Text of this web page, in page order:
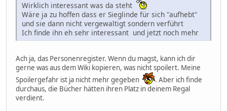
Wirklich interessant was da steht
Wäre ja zu hoffen dass er Sieglinde für sich "aufhebt"
und sie dann nicht vergewaltigt sondern verführt
Ich finde ihn eh sehr interessant und jetzt noch mehr
Ach ja, das Personenregister. Wenn du magst, kann ich dir
gerne was aus dem Wiki kopieren, was nicht spoilert. Meine
Spoilergefahr ist ja nicht mehr gegeben
. Aber ich finde
durchaus, die Bücher hätten ihren Platz in deinem Regal
verdient.